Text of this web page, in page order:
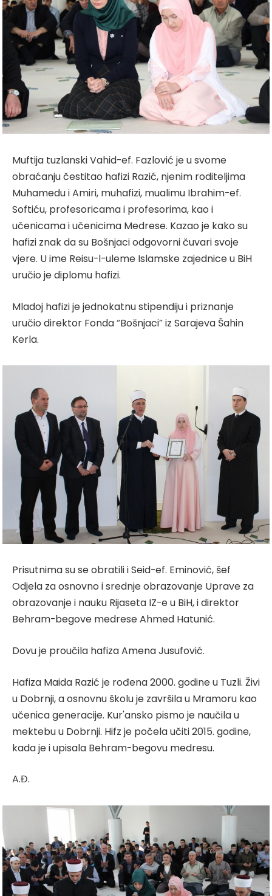
Muftija tuzlanski Vahid-ef. Fazlović je u svome
obraćanju čestitao hafizi Razić, njenim roditeljima
Muhamedu i Amiri, muhafizi, mualimu Ibrahim-ef.
Softiću, profesoricama i profesorima, kao i
učenicama i učenicima Medrese. Kazao je kako su
hafizi znak da su Bošnjaci odgovorni čuvari svoje
vjere. U ime Reisu-l-uleme Islamske zajednice u BiH
uručio je diplomu hafizi.
Mladoj hafizi je jednokatnu stipendiju i priznanje
uručio direktor Fonda “Bošnjaci” iz Sarajeva Šahin
Kerla.
Prisutnima su se obratili i Seid-ef. Eminović, šef
Odjela za osnovno i srednje obrazovanje Uprave za
obrazovanje i nauku Rijaseta IZ-e u BiH, i direktor
Behram-begove medrese Ahmed Hatunić.
Dovu je proučila hafiza Amena Jusufović.
Hafiza Maida Razić je rođena 2000. godine u Tuzli. Živi
u Dobrnji, a osnovnu školu je završila u Mramoru kao
učenica generacije. Kur'ansko pismo je naučila u
mektebu u Dobrnji. Hifz je počela učiti 2015. godine,
kada je i upisala Behram-begovu medresu.
A.Đ.